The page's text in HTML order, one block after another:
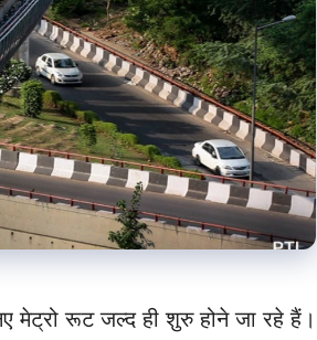
मेट्रो रूट जल्द ही शुरु होने जा रहे हैं।